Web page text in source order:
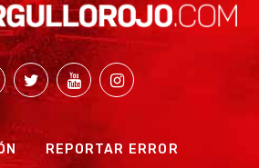
REPORTAR ERROR